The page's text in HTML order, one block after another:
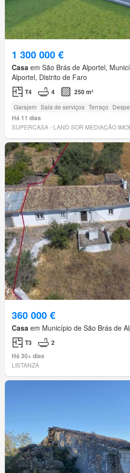
1 300 000 €
Casa em São Brás de Alportel,
Alportel, Distrito de Faro
T4 4 250 m²
Garajem Sala de serviços Terraço
Há 11 dias
SUPERCASA - LAND SOR MEDIAÇÃO
360 000 €
Casa em Município de São Brás de
T3
2
Há 30+ dias
LISTANZA